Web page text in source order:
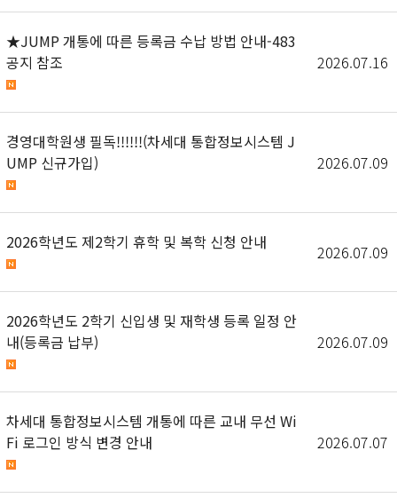
★JUMP 개통에 따른 등록금 수납 방법 안내-483
공지 참조
2026.07.16
경영대학원생 필독!!!!!!(차세대 통합정보시스템 J
UMP 신규가입)
2026.07.09
2026학년도 제2학기 휴학 및 복학 신청 안내 2026.07.09
2026학년도 2학기 신입생 및 재학생 등록 일정 안
내(등록금 납부)
2026.07.09
차세대 통합정보시스템 개통에 따른 교내 무선 Wi
Fi 로그인 방식 변경 안내
2026.07.07